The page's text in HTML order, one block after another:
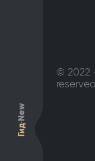
Гид
New
© 2022
reserved